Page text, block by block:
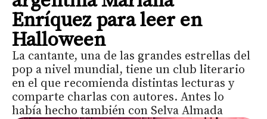
Enríquez para leer en
Halloween
La cantante, una de las grandes estrellas del
pop a nivel mundial, tiene un club literario
en el que recomienda distintas lecturas y
comparte charlas con autores. Antes lo
había hecho también con Selva Almada